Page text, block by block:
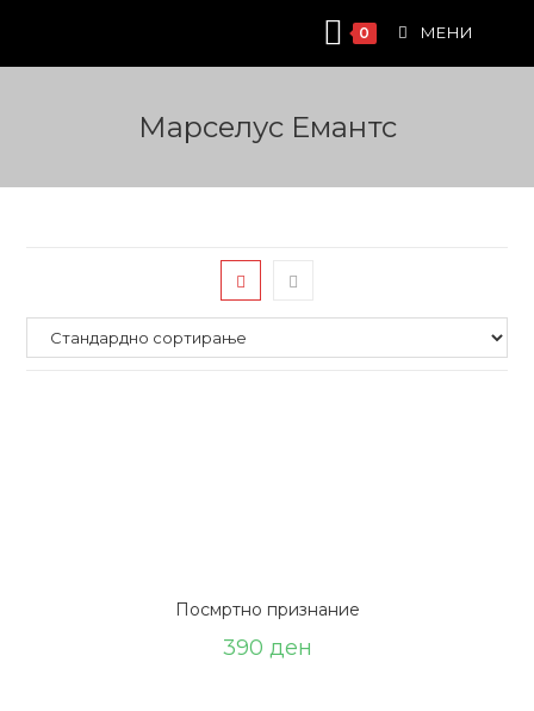
content
0 МЕНИ
Марселус Емантс
Посмртно признание
390 ден